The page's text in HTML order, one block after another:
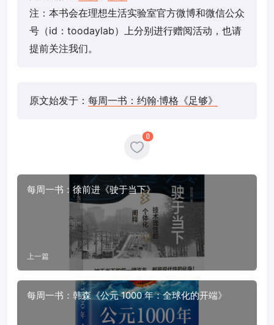
注：本书会在理想生活实验室官方微博和微信公众
号（id：toodaylab）上分别进行赠阅活动，也请
提前关注我们。
原文始发于： 每周一书：约翰·博格《足够》
0
每周一书：徐前进《驶于当下》
上一篇
每周一书：韩森《公元 1000 年：全球化的开端》